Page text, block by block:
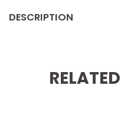
DESCRIPTION